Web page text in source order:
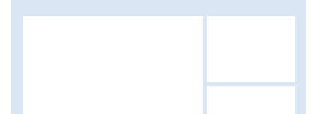
között, sátorban töltjük, csillagfényes ég alatt vacsorázva.